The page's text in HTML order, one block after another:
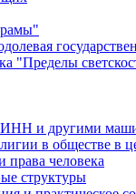
"Пределы
ИНН и другими
в обществе в
права человека
структуры